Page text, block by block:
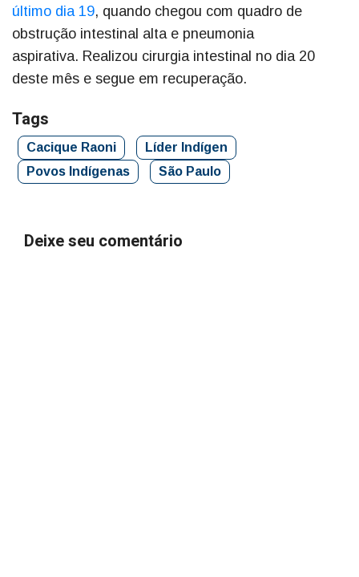
último dia 19, quando chegou com quadro de
obstrução intestinal alta e pneumonia
aspirativa. Realizou cirurgia intestinal no dia 20
deste mês e segue em recuperação.
Tags
Cacique Raoni
Líder Indígen
Povos Indígenas
São Paulo
Deixe seu comentário